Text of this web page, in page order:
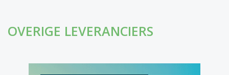
OVERIGE LEVERANCIERS